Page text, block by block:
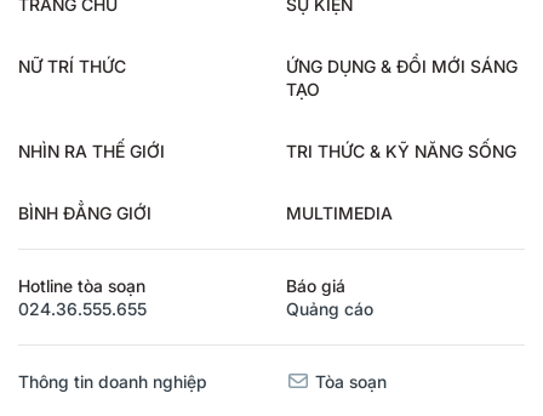
NỮ TRÍ THỨC
ỨNG DỤNG & ĐỔI MỚI SÁNG
TẠO
NHÌN RA THẾ GIỚI TRI THỨC & KỸ NĂNG SỐNG
BÌNH ĐẲNG GIỚI MULTIMEDIA
Hotline tòa soạn
024.36.555.655
Báo giá
Quảng cáo
Thông tin doanh nghiệp Tòa soạn